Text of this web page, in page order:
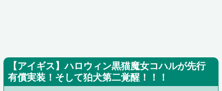
【アイギス】ハロウィン黒猫魔女コハルが先行
有償実装！そして狛犬第二覚醒！！！